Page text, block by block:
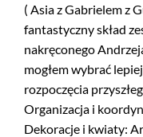
( Asia z Gabrielem z
fantastyczny skład
nakręconego
mogłem wybrać
rozpoczęcia
Organizacja i
Dekoracje i kwiaty: